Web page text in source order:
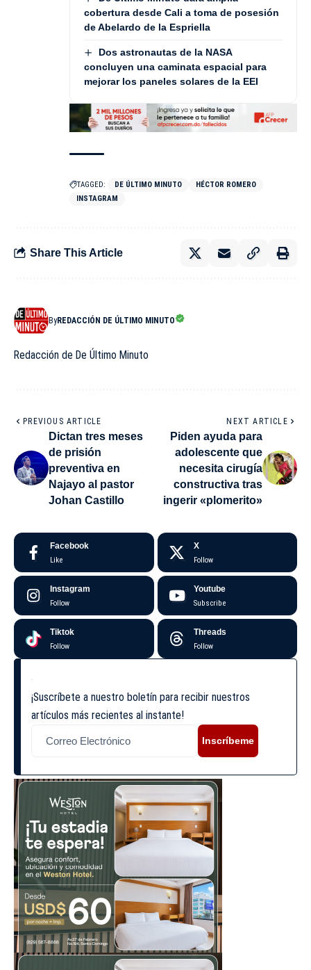
cobertura desde Cali a toma de posesión
de Abelardo de la Espriella
Dos astronautas de la NASA
concluyen una caminata espacial para
mejorar los paneles solares de la EEI
TAGGED: DE ÚLTIMO MINUTO
HÉCTOR ROMERO
INSTAGRAM
Share This Article
ByREDACCIÓN DE ÚLTIMO MINUTO
Redacción de De Último Minuto
PREVIOUS ARTICLE
Dictan tres meses
de prisión
preventiva en
Najayo al pastor
Johan Castillo
NEXT ARTICLE
Piden ayuda para
adolescente que
necesita cirugía
constructiva tras
ingerir «plomerito»
Facebook
Like
X
Follow
Instagram
Follow
Youtube
Subscribe
Tiktok
Follow
Threads
Follow
¡Suscríbete a nuestro boletín para recibir nuestros
artículos más recientes al instante!
Inscríbeme